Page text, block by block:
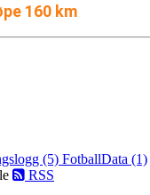
160 km
(5) FotballData (1)
RSS